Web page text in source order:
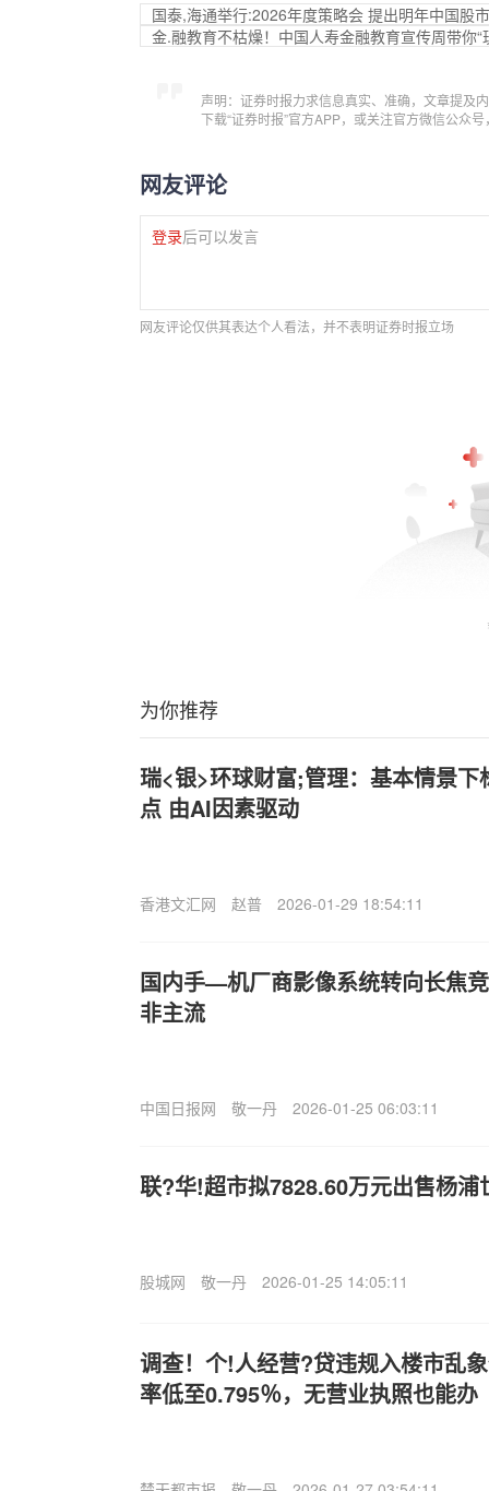
国泰,海通举行:2026年度策略会 提出明年中国股
金.融教育不枯燥！中国人寿金融教育宣传周带你“
声明：证券时报力求信息真实、准确，文章提及
下载“证券时报”官方APP，或关注官方微信公众
网友评论
登录后可以发言
网友评论仅供其表达个人看法，并不表明证券时报立场
为你推荐
瑞<银>环球财富;管理：基本情景下
点 由AI因素驱动
香港文汇网 赵普 2026-01-29 18:54:11
国内手—机厂商影像系统转向长焦
非主流
中国日报网 敬一丹 2026-01-25 06:03:11
联?华!超市拟7828.60万元出售杨浦
股城网 敬一丹 2026-01-25 14:05:11
调查！个!人经营?贷违规入楼市乱
率低至0.795％，无营业执照也能办